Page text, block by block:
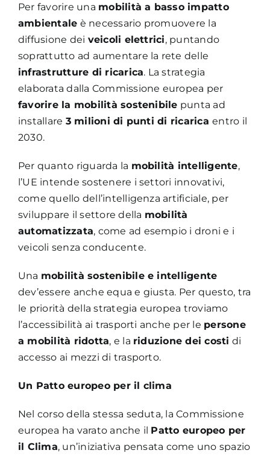
Per favorire una mobilità a basso impatto
ambientale è necessario promuovere la
diffusione dei veicoli elettrici, puntando
soprattutto ad aumentare la rete delle
infrastrutture di ricarica. La strategia
elaborata dalla Commissione europea per
favorire la mobilità sostenibile punta ad
installare 3 milioni di punti di ricaricaentro il
2030.
Per quanto riguarda la mobilità intelligente,
l’UE intende sostenere i settori innovativi,
come quello dell’intelligenza artificiale, per
sviluppare il settore della mobilità
automatizzata, come ad esempio i droni e i
veicoli senza conducente.
Una mobilità sostenibile e intelligente
dev’essere anche equa e giusta. Per questo, tra
le priorità della strategia europea troviamo
l’accessibilità ai trasporti anche per le persone
a mobilità ridotta, e la riduzione dei costi di
accesso ai mezzi di trasporto.
Un Patto europeo per il clima
Nel corso della stessa seduta, la Commissione
europea ha varato anche il Patto europeo per
il Clima, un’iniziativa pensata come uno spazio